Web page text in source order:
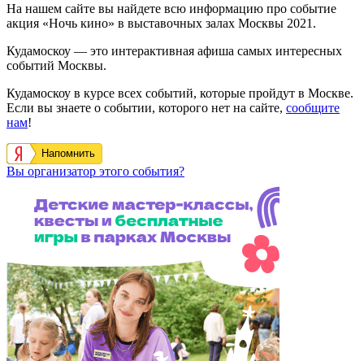
На нашем сайте вы найдете всю информацию про событие
акция «Ночь кино» в выставочных залах Москвы 2021.
Кудамоскоу — это интерактивная афиша самых интересных
событий Москвы.
Кудамоскоу в курсе всех событий, которые пройдут в Москве.
Если вы знаете о событии, которого нет на сайте, сообщите
нам!
Напомнить
Вы организатор этого события?